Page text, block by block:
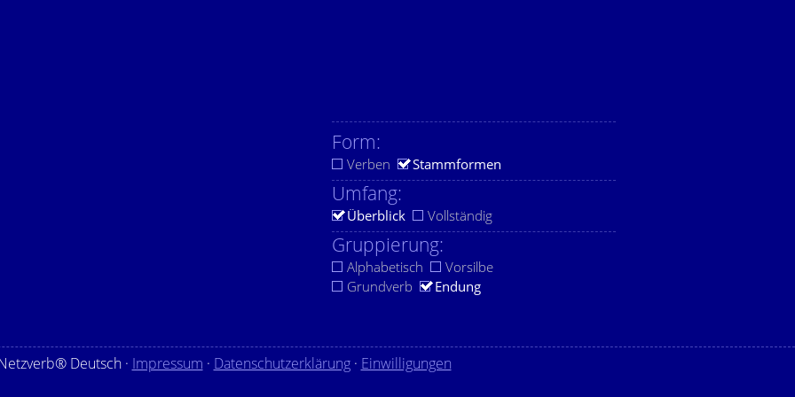
Form:
Verben Stammformen
Umfang:
Überblick Vollständig
Gruppierung:
Alphabetisch
Vorsilbe
Grundverb
Endung
Deutsch · Impressum · Datenschutzerklärung· Einwilligungen